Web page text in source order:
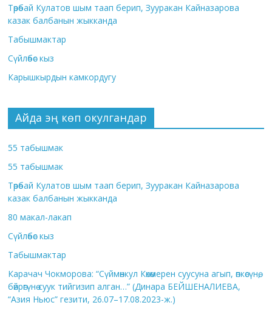
Төрөбай Кулатов шым таап берип, Зууракан Кайназарова
казак балбанын жыкканда
Табышмактар
Сүйлөбөс кыз
Карышкырдын камкордугу
Айда эң көп окулгандар
55 табышмак
55 табышмак
Төрөбай Кулатов шым таап берип, Зууракан Кайназарова
казак балбанын жыкканда
80 макал-лакап
Сүйлөбөс кыз
Табышмактар
Карачач Чокморова: “Сүймөнкул Көкөмерен суусуна агып, өпкөсүнө,
бөйрөгүнө суук тийгизип алган…” (Динара БЕЙШЕНАЛИЕВА,
“Азия Ньюс” гезити, 26.07–17.08.2023-ж.)